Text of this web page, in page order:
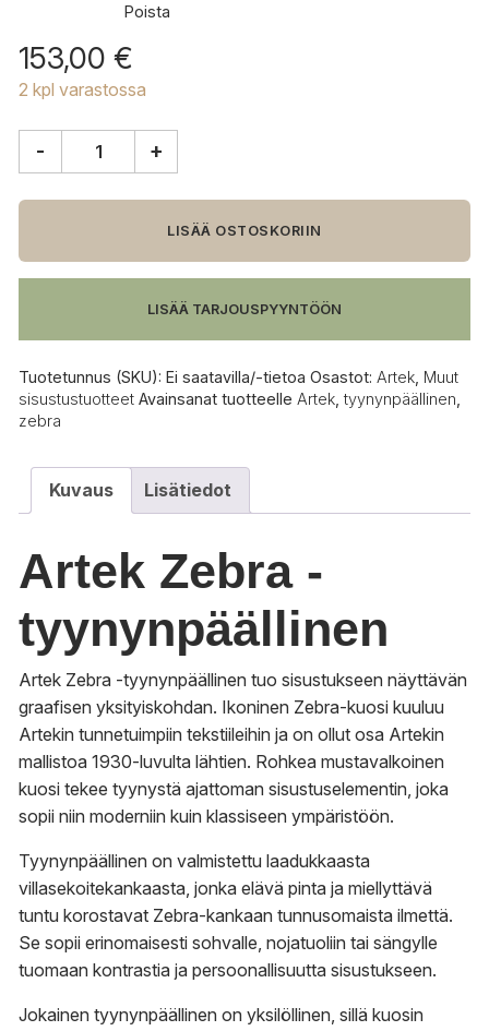
Poista
153,00 €
2 kpl varastossa
tyynynpäällinen
- +
LISÄÄ OSTOSKORIIN
LISÄÄ TARJOUSPYYNTÖÖN
Tuotetunnus (SKU): Ei saatavilla/-tietoa Osastot: Artek Muut
sisustustuotteet Avainsanat tuotteelle Artek ,tyynynpäällinen
zebra
Kuvaus Lisätiedot
Artek Zebra -
tyynynpäällinen
Artek Zebra -tyynynpäällinen tuo sisustukseen näyttävän
graafisen yksityiskohdan. Ikoninen Zebra-kuosi kuuluu
Artekin tunnetuimpiin tekstiileihin ja on ollut osa Artekin
mallistoa 1930-luvulta lähtien. Rohkea mustavalkoinen
kuosi tekee tyynystä ajattoman sisustuselementin, joka
sopii niin moderniin kuin klassiseen ympäristöön.
Tyynynpäällinen on valmistettu laadukkaasta
villasekoitekankaasta, jonka elävä pinta ja miellyttävä
tuntu korostavat Zebra-kankaan tunnusomaista ilmettä.
Se sopii erinomaisesti sohvalle, nojatuoliin tai sängylle
tuomaan kontrastia ja persoonallisuutta sisustukseen.
Jokainen tyynynpäällinen on yksilöllinen, sillä kuosin